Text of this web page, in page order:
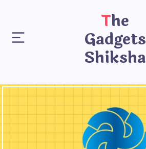
The
Gadgets
Shiksha